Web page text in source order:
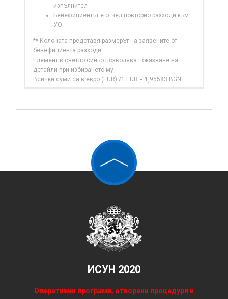
изпълнител
Бенефициентът е отчел повторно разходи към
УО
** Колоната представя размерът на заявените от
бенефициента разходи
Елемент в светло синьо позволява показване на
детайли при избирането му
Всички суми са в евро (EUR) /1 EUR = 1,95583 BGN
ИСУН 2020
Оперативни програми, отворени процедури и